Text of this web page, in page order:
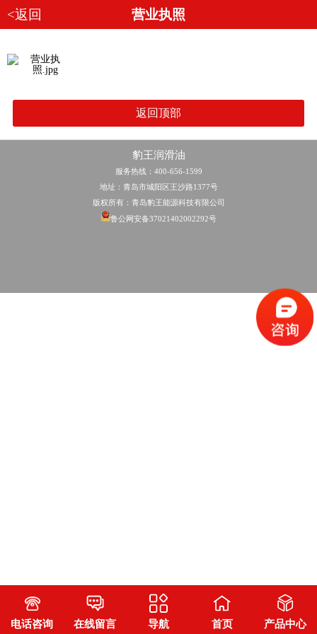
<返回 营业执照
返回顶部
豹王润滑油
服务热线：400-656-1599
地址：青岛市城阳区王沙路1377号
版权所有：青岛豹王能源科技有限公司
鲁公网安备37021402002292号
电话咨询 在线留言 导航 首页 产品中心